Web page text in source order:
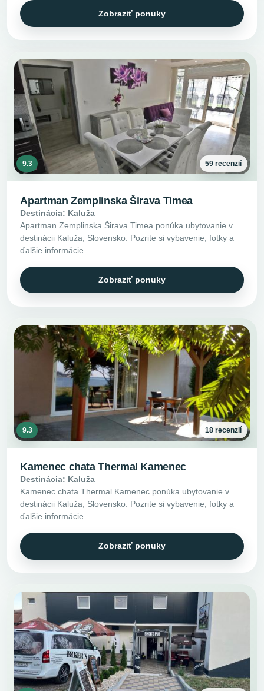
Zobraziť ponuky
9.3 59 recenzií
Apartman Zemplinska Širava Timea
Destinácia: Kaluža
Apartman Zemplinska Širava Timea ponúka ubytovanie v
destinácii Kaluža, Slovensko. Pozrite si vybavenie, fotky a
ďalšie informácie.
Zobraziť ponuky
9.3 18 recenzií
Kamenec chata Thermal Kamenec
Destinácia: Kaluža
Kamenec chata Thermal Kamenec ponúka ubytovanie v
destinácii Kaluža, Slovensko. Pozrite si vybavenie, fotky a
ďalšie informácie.
Zobraziť ponuky